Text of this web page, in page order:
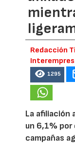
Redacción
1295
La afiliación
un 6,1%
campañas